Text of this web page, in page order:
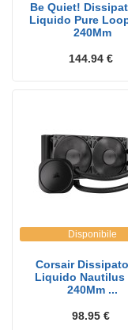
Be Quiet!
Liquido Pure
240Mm
144.94 €
Disponibile
Corsair
Liquido Nautilus
240Mm ...
98.95 €